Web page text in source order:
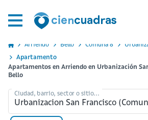
Arriendo Bello Comuna 8
Apartamento
Apartamentos en Arriendo en Urbanización
Bello
Ciudad, barrio, sector o sitio...